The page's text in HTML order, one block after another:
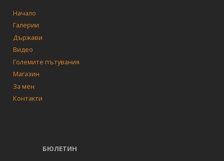
Начало
Галерии
Държави
Видео
Големите пътувания
Магазин
За мен
Контакти
БЮЛЕТИН